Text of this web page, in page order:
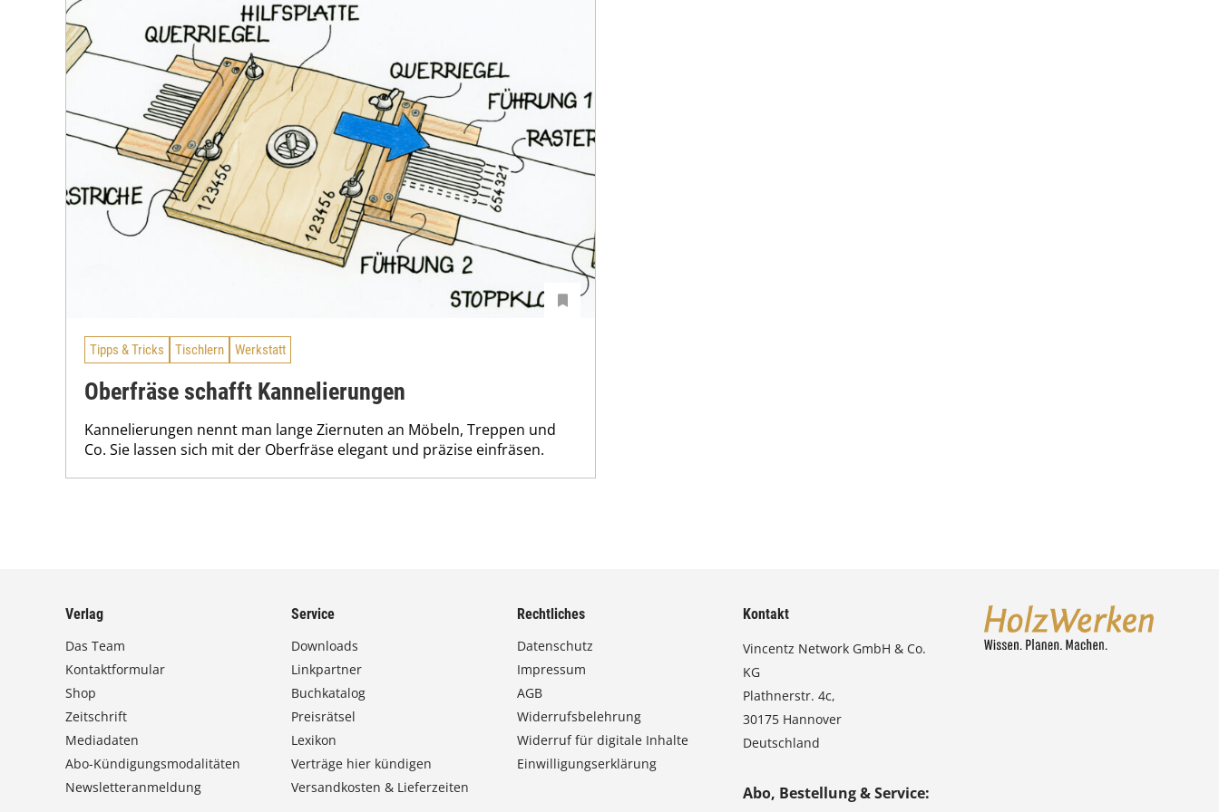
Tipps & Tricks Tischlern Werkstatt
Oberfräse schafft Kannelierungen
Kannelierungen nennt man lange Ziernuten an Möbeln, Treppen und
Co. Sie lassen sich mit der Oberfräse elegant und präzise einfräsen.
Verlag
Das Team
Kontaktformular
Shop
Zeitschrift
Mediadaten
Abo-Kündigungsmodalitäten
Newsletteranmeldung
Service
Downloads
Linkpartner
Buchkatalog
Preisrätsel
Lexikon
Verträge hier kündigen
Versandkosten & Lieferzeiten
Rechtliches
Datenschutz
Impressum
AGB
Widerrufsbelehrung
Widerruf für digitale Inhalte
Einwilligungserklärung
Kontakt
Vincentz Network GmbH & Co.
KG
Plathnerstr. 4c,
30175 Hannover
Deutschland
Abo, Bestellung & Service: